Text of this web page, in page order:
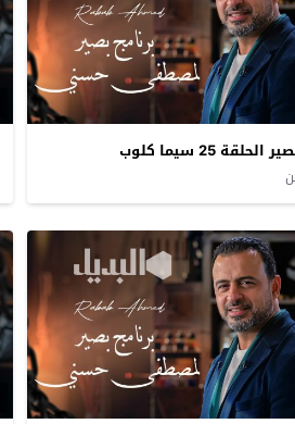
25 سيما كلوب